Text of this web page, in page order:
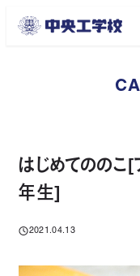
はじめてののこ[
年生]
投稿日
2021.04.13